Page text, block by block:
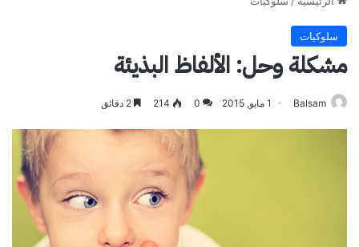
سلوكيات
مشكلة وحل: الألفاظ البذيئة
Balsam 1 مايو, 2015 0
214